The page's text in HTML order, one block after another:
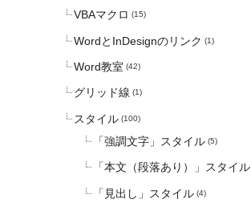
VBAマクロ (15)
WordとInDesignのリンク (1)
Word教室 (42)
グリッド線 (1)
スタイル (100)
「強調文字」スタイル (5)
「本文（段落あり）」スタイル
「見出し」スタイル (4)